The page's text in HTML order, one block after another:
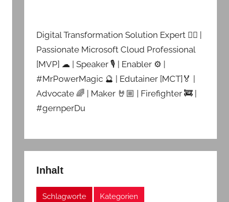
Digital Transformation Solution Expert 👷‍♂️ |
Passionate Microsoft Cloud Professional
[MVP] ☁ | Speaker 🎙 | Enabler ⚙ |
#MrPowerMagic 🔮 | Edutainer [MCT]🏅 |
Advocate 🌈 | Maker 🤘🏼 | Firefighter 🚒 |
#gernperDu
Inhalt
Schlagworte Kategorien